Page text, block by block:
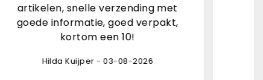
Jack Nuiten - 27-07-2026